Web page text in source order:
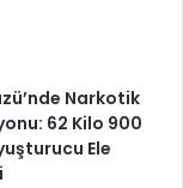
Narkotik
62 Kilo 900
Ele